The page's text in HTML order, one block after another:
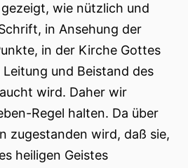
wie nützlich und
in Ansehung der
in der Kirche Gottes
und Beistand des
wird. Daher wir
Regel halten. Da über
zugestanden wird, daß sie,
heiligen Geistes